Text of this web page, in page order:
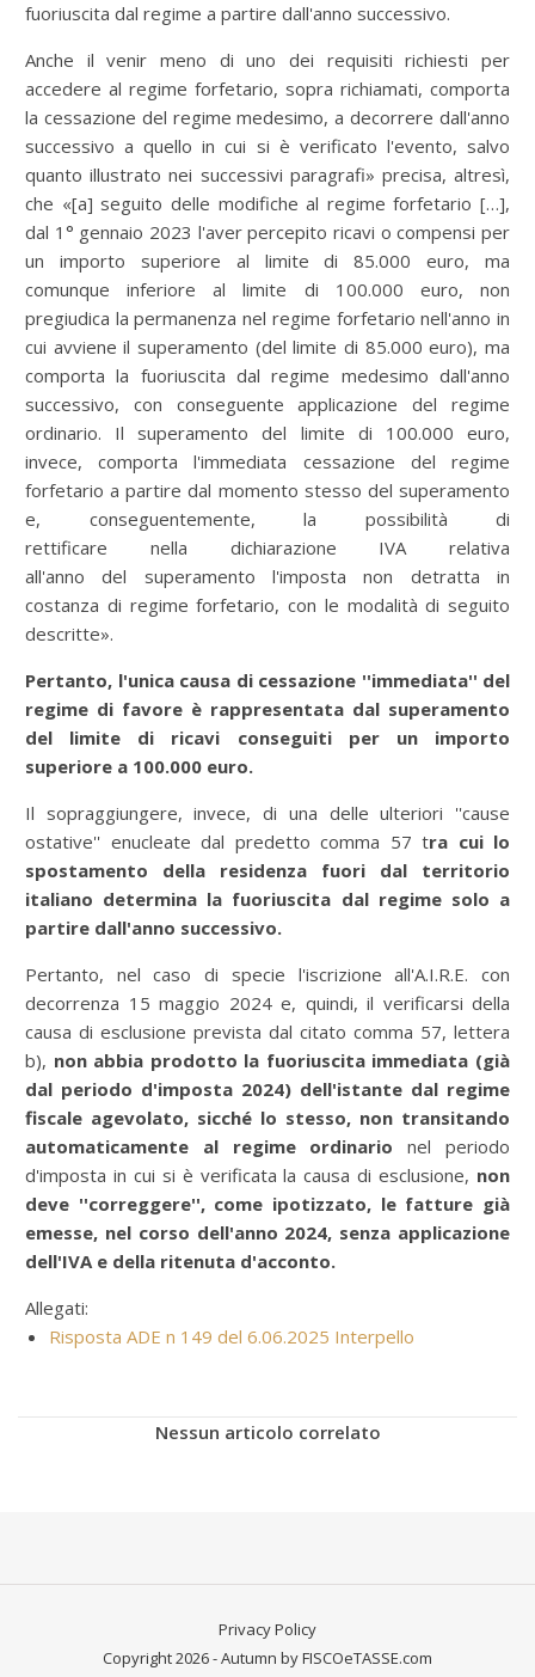
fuoriuscita dal regime a partire dall'anno successivo.
Anche il venir meno di uno dei requisiti richiesti per
accedere al regime forfetario, sopra richiamati, comporta
la cessazione del regime medesimo, a decorrere dall'anno
successivo a quello in cui si è verificato l'evento, salvo
quanto illustrato nei successivi paragrafi» precisa, altresì,
che «[a] seguito delle modifiche al regime forfetario […],
dal 1° gennaio 2023 l'aver percepito ricavi o compensi per
un importo superiore al limite di 85.000 euro, ma
comunque inferiore al limite di 100.000 euro, non
pregiudica la permanenza nel regime forfetario nell'anno in
cui avviene il superamento (del limite di 85.000 euro), ma
comporta la fuoriuscita dal regime medesimo dall'anno
successivo, con conseguente applicazione del regime
ordinario. Il superamento del limite di 100.000 euro,
invece, comporta l'immediata cessazione del regime
forfetario a partire dal momento stesso del superamento
e, conseguentemente, la possibilità di
rettificare nella dichiarazione IVA relativa
all'anno del superamento l'imposta non detratta in
costanza di regime forfetario, con le modalità di seguito
descritte».
Pertanto, l'unica causa di cessazione ''immediata'' del
regime di favore è rappresentata dal superamento
del limite di ricavi conseguiti per un importo
superiore a 100.000 euro.
Il sopraggiungere, invece, di una delle ulteriori ''cause
ostative'' enucleate dal predetto comma 57 tra cui lo
spostamento della residenza fuori dal territorio
italiano determina la fuoriuscita dal regime solo a
partire dall'anno successivo.
Pertanto, nel caso di specie l'iscrizione all'A.I.R.E. con
decorrenza 15 maggio 2024 e, quindi, il verificarsi della
causa di esclusione prevista dal citato comma 57, lettera
b), non abbia prodotto la fuoriuscita immediata (già
dal periodo d'imposta 2024) dell'istante dal regime
fiscale agevolato, sicché lo stesso, non transitando
automaticamente al regime ordinario nel periodo
d'imposta in cui si è verificata la causa di esclusione, non
deve ''correggere'', come ipotizzato, le fatture già
emesse, nel corso dell'anno 2024, senza applicazione
dell'IVA e della ritenuta d'acconto.
Allegati:
Risposta ADE n 149 del 6.06.2025 Interpello
Nessun articolo correlato
Privacy Policy
Copyright 2026 - Autumn by FISCOeTASSE.com